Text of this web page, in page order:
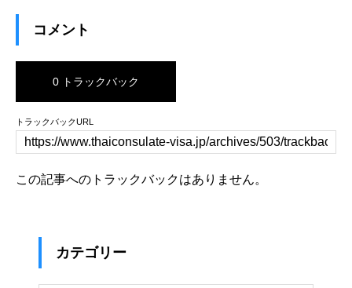
コメント
0 トラックバック
トラックバックURL
この記事へのトラックバックはありません。
カテゴリー